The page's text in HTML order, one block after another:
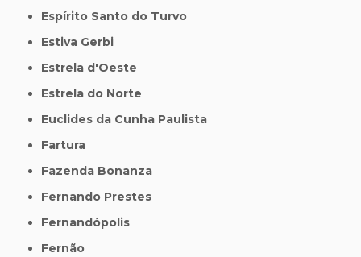
Espírito Santo do Turvo
Estiva Gerbi
Estrela d'Oeste
Estrela do Norte
Euclides da Cunha Paulista
Fartura
Fazenda Bonanza
Fernando Prestes
Fernandópolis
Fernão